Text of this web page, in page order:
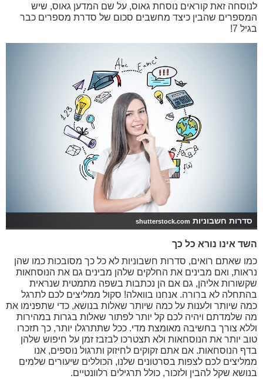
לנוסחה זאת קוראים נוסחת גאוס, על שם המדען גאוס, שיש
המספרים שהבין כיצד מחשבים סכום של סדרת מספרים כבר
בגיל 7!
סדרות חשבוניות shutterstock.com
השד אינו נורא כל כך
כמו שאתם רואים, סדרות חשבוניות לא כל כך מסובכות כמו שהן
נראות, ואם מבינים את החלקים שלהן מבינים גם את הנוסחאות
שקשורות אליהן, גם אם הן נכתבות בשפה מתמטית שנראית
בהתחלה לא ברורה. אנחנו בוואלה! סקול ממליצים לכם לתרגל
כמה שיותר ולענות על כמה שיותר שאלות בנושא, כדי שתפנימו את
מה שלמדתם ויהיה לכם קל יותר לפתור שאלות בגרות במהירות
וללא צורך בחשיבה מאומצת מדי. ככל שתתרגלו יותר, כך תזכרו
טוב יותר את הנוסחאות ולא תצטרכו לבזבז זמן על חיפוש שלהן
בדף הנוסחאות. אם אתם זקוקים לחיזוק ותרגול נוספים, אנו
ממליצים לכם לצפות בסרטונים שלנו, הכוללים שיעורים שלמים
בנושא שקל להבין ולזכור, כולל תרגילים רלוונטיים.